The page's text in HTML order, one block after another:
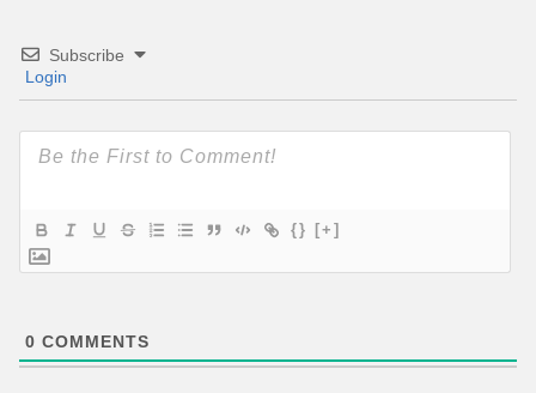
Subscribe
Login
{} [+]
0 COMMENTS